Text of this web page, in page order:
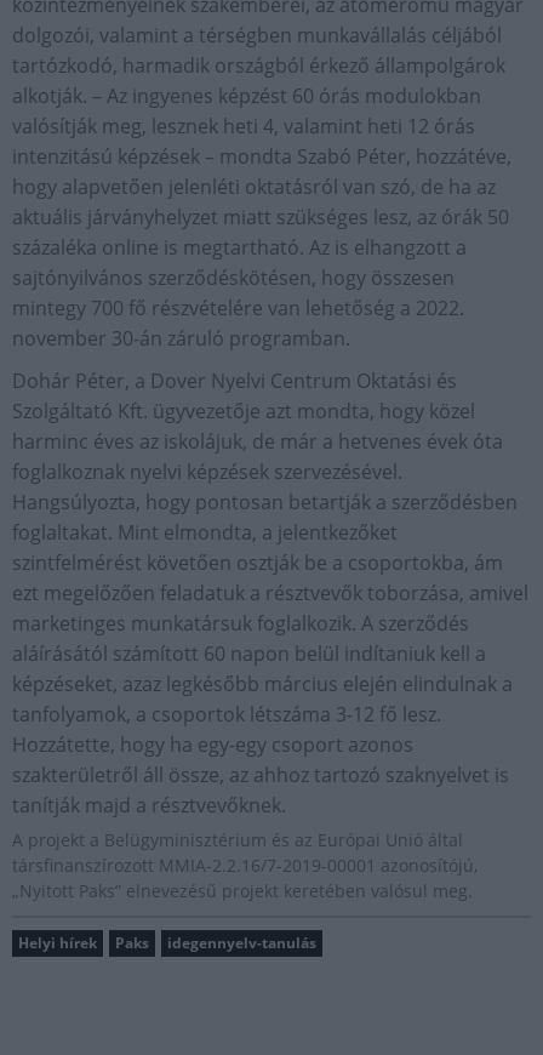
dolgozói, valamint a térségben munkavállalás céljából
tartózkodó, harmadik országból érkező állampolgárok
alkotják. – Az ingyenes képzést 60 órás modulokban
valósítják meg, lesznek heti 4, valamint heti 12 órás
intenzitású képzések – mondta Szabó Péter, hozzátéve,
hogy alapvetően jelenléti oktatásról van szó, de ha az
aktuális járványhelyzet miatt szükséges lesz, az órák 50
százaléka online is megtartható. Az is elhangzott a
sajtónyilvános szerződéskötésen, hogy összesen
mintegy 700 fő részvételére van lehetőség a 2022.
november 30-án záruló programban.
Dohár Péter, a Dover Nyelvi Centrum Oktatási és
Szolgáltató Kft. ügyvezetője azt mondta, hogy közel
harminc éves az iskolájuk, de már a hetvenes évek óta
foglalkoznak nyelvi képzések szervezésével.
Hangsúlyozta, hogy pontosan betartják a szerződésben
foglaltakat. Mint elmondta, a jelentkezőket
szintfelmérést követően osztják be a csoportokba, ám
ezt megelőzően feladatuk a résztvevők toborzása, amivel
marketinges munkatársuk foglalkozik. A szerződés
aláírásától számított 60 napon belül indítaniuk kell a
képzéseket, azaz legkésőbb március elején elindulnak a
tanfolyamok, a csoportok létszáma 3-12 fő lesz.
Hozzátette, hogy ha egy-egy csoport azonos
szakterületről áll össze, az ahhoz tartozó szaknyelvet is
tanítják majd a résztvevőknek.
A projekt a Belügyminisztérium és az Európai Unió által
társfinanszírozott MMIA-2.2.16/7-2019-00001 azonosítójú,
„Nyitott Paks” elnevezésű projekt keretében valósul meg.
Helyi hírek Paks idegennyelv-tanulás